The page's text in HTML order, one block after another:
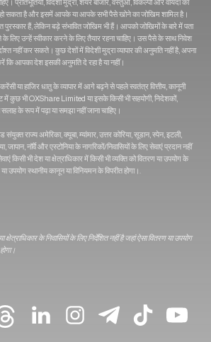
प्रतिभूतियों, विदेशी मुद्रा, शेयर बाजार, वस्तुओं, विकल्पों और वायदा का
हो सकता है और इसमें आपके या आपके सभी पैसे खोने का जोखिम शामिल है।
पुरस्कार हैं, लेकिन बड़े संभावित जोखिम भी हैं। आपको जोखिमों के बारे में पता
के लिए उन्हें स्वीकार करने के लिए तैयार रहना चाहिए। उस पैसे के साथ निवेश
नहीं कर सकते। कुछ देशों में विदेशी मुद्रा व्यापार की अनुमति नहीं है, अपना
कि आपका देश इसकी अनुमति दे रहा है या नहीं।
या हाजिर धातु के व्यापार में आगे बढ़ने से पहले स्वतंत्र वित्तीय, कानूनी
कुछ भी OXShare Limited या इसके किसी भी सहयोगी, निदेशकों,
के रूप में पढ़ा या समझा नहीं जाना चाहिए।
राज्य अमेरिका, क्यूबा, म्यांमार, उत्तर कोरिया, सूडान, स्पेन, इटली,
जापान, नॉर्वे और एस्टोनिया के नागरिकों/निवासियों के लिए सेवाएं प्रदान नहीं
किसी भी देश या क्षेत्राधिकार में किसी भी व्यक्ति को वितरण या उपयोग के
उपयोग स्थानीय कानून या विनियमन के विपरीत होगा।.
के निवासियों के लिए निर्देशित नहीं है जहां ऐसा वितरण या उपयोग